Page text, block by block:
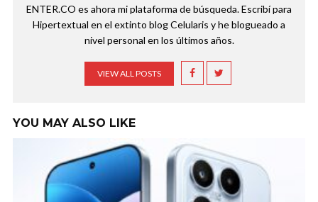
ENTER.CO es ahora mi plataforma de búsqueda. Escribí para
Hipertextual en el extinto blog Celularis y he blogueado a
nivel personal en los últimos años.
VIEW ALL POSTS
YOU MAY ALSO LIKE